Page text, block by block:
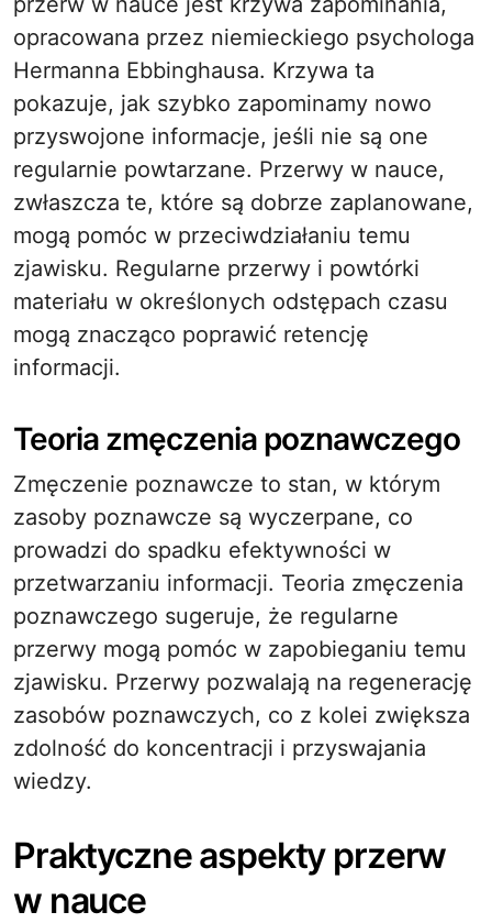
opracowana przez niemieckiego psychologa
Hermanna Ebbinghausa. Krzywa ta
pokazuje, jak szybko zapominamy nowo
przyswojone informacje, jeśli nie są one
regularnie powtarzane. Przerwy w nauce,
zwłaszcza te, które są dobrze zaplanowane,
mogą pomóc w przeciwdziałaniu temu
zjawisku. Regularne przerwy i powtórki
materiału w określonych odstępach czasu
mogą znacząco poprawić retencję
informacji.
Teoria zmęczenia poznawczego
Zmęczenie poznawcze to stan, w którym
zasoby poznawcze są wyczerpane, co
prowadzi do spadku efektywności w
przetwarzaniu informacji. Teoria zmęczenia
poznawczego sugeruje, że regularne
przerwy mogą pomóc w zapobieganiu temu
zjawisku. Przerwy pozwalają na regenerację
zasobów poznawczych, co z kolei zwiększa
zdolność do koncentracji i przyswajania
wiedzy.
Praktyczne aspekty przerw
w nauce